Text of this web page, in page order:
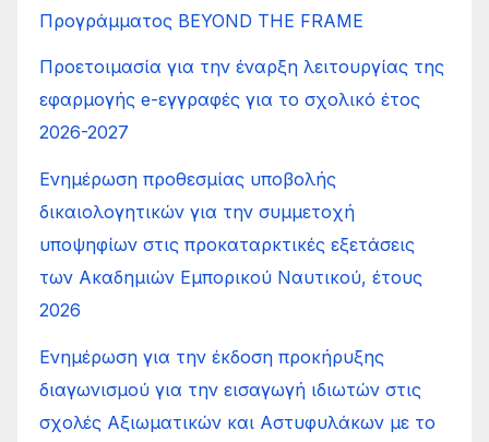
Προγράμματος BEYOND THE FRAME
Προετοιμασία για την έναρξη λειτουργίας της
εφαρμογής e-εγγραφές για το σχολικό έτος
2026-2027
Ενημέρωση προθεσμίας υποβολής
δικαιολογητικών για την συμμετοχή
υποψηφίων στις προκαταρκτικές εξετάσεις
των Ακαδημιών Εμπορικού Ναυτικού, έτους
2026
Ενημέρωση για την έκδοση προκήρυξης
διαγωνισμού για την εισαγωγή ιδιωτών στις
σχολές Αξιωματικών και Αστυφυλάκων με το